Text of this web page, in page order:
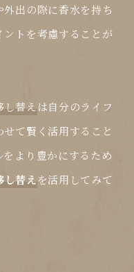
出の際に香水を持ち
トを考慮することが
し替え は自分のライフ
て賢く活用すること
より豊かにするため
し替え を活用してみて